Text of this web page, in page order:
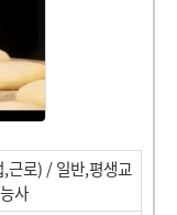
근로) / 일반,평생교
사